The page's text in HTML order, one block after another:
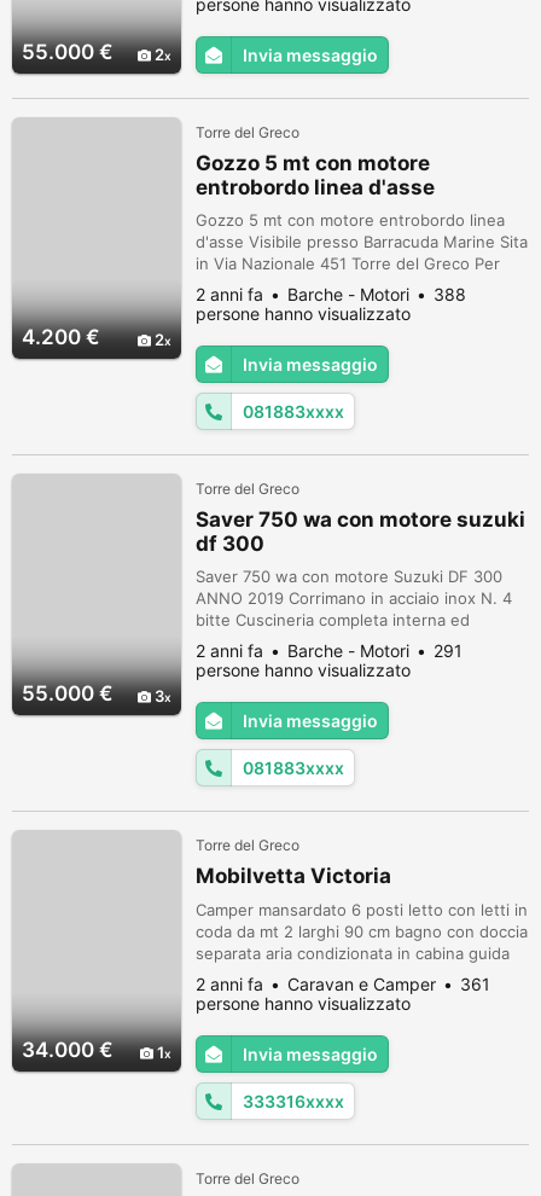
55.000 € 2
persone hanno visualizzato
Invia messaggio
4.200 € 2
Torre del Greco
Gozzo 5 mt con motore
entrobordo linea d'asse
Gozzo 5 mt con motore entrobordo linea
d'asse Visibile presso Barracuda Marine Sita
in Via Nazionale 451 Torre del Greco Per
info 0818835725 e-mail:
info@nauticabottino.com
2 anni fa Barche - Motori
388
persone hanno visualizzato
Invia messaggio
081883xxxx
55.000 € 3
Torre del Greco
Saver 750 wa con motore suzuki
df 300
Saver 750 wa con motore Suzuki DF 300
ANNO 2019 Corrimano in acciaio inox N. 4
bitte Cuscineria completa interna ed
esterna Volante Pannello elettrico con
interruttori e fusibili separati Musone di
prua Parabrezza N. 3 anelli alaggio N. 2
tasche laterali portaoggetti Sedile guida a 2
postazioni abbattibile con pavone
sottostante Lavandino sotto sedile guida ...
2 anni fa Barche - Motori
291
persone hanno visualizzato
Invia messaggio
081883xxxx
34.000 € 1
Torre del Greco
Mobilvetta Victoria
Camper mansardato 6 posti letto con letti in
coda da mt 2 larghi 90 cm bagno con doccia
separata aria condizionata in cabina guida
turbovent centrale e due aperture a soffitto
vano x due bombole tv a scomparsa dinetta
trasformabile a letto matrimoniale mobili in
perfette condizioni vetri + zanzariere
integre collaudi effettuati nel 2023 cambio
filtri olio no...
2 anni fa Caravan e Camper
361
persone hanno visualizzato
Invia messaggio
333316xxxx
Torre del Greco